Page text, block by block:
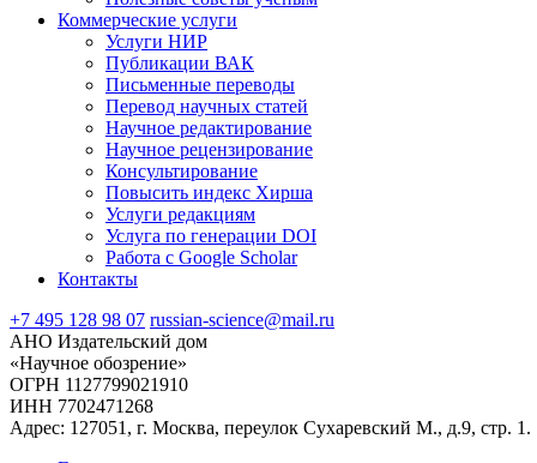
Коммерческие услуги
Услуги НИР
Публикации ВАК
Письменные переводы
Перевод научных статей
Научное редактирование
Научное рецензирование
Консультирование
Повысить индекс Хирша
Услуги редакциям
Услуга по генерации DOI
Работа с Google Scholar
Контакты
+7 495 128 98 07 russian-science@mail.ru
АНО Издательский дом
«Научное обозрение»
ОГРН 1127799021910
ИНН 7702471268
Адрес: 127051, г. Москва, переулок Сухаревский М., д.9, стр. 1.